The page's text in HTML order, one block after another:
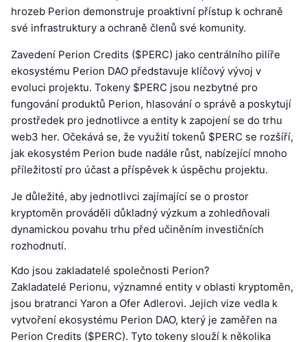
hrozeb Perion demonstruje proaktivní přístup k ochraně
své infrastruktury a ochraně členů své komunity.
Zavedení Perion Credits ($PERC) jako centrálního pilíře
ekosystému Perion DAO představuje klíčový vývoj v
evoluci projektu. Tokeny $PERC jsou nezbytné pro
fungování produktů Perion, hlasování o správě a poskytují
prostředek pro jednotlivce a entity k zapojení se do trhu
web3 her. Očekává se, že využití tokenů $PERC se rozšíří,
jak ekosystém Perion bude nadále růst, nabízející mnoho
příležitostí pro účast a příspěvek k úspěchu projektu.
Je důležité, aby jednotlivci zajímající se o prostor
kryptoměn prováděli důkladný výzkum a zohledňovali
dynamickou povahu trhu před učiněním investičních
rozhodnutí.
Kdo jsou zakladatelé společnosti Perion?
Zakladatelé Perionu, významné entity v oblasti kryptoměn,
jsou bratranci Yaron a Ofer Adlerovi. Jejich vize vedla k
vytvoření ekosystému Perion DAO, který je zaměřen na
Perion Credits ($PERC). Tyto tokeny slouží k několika